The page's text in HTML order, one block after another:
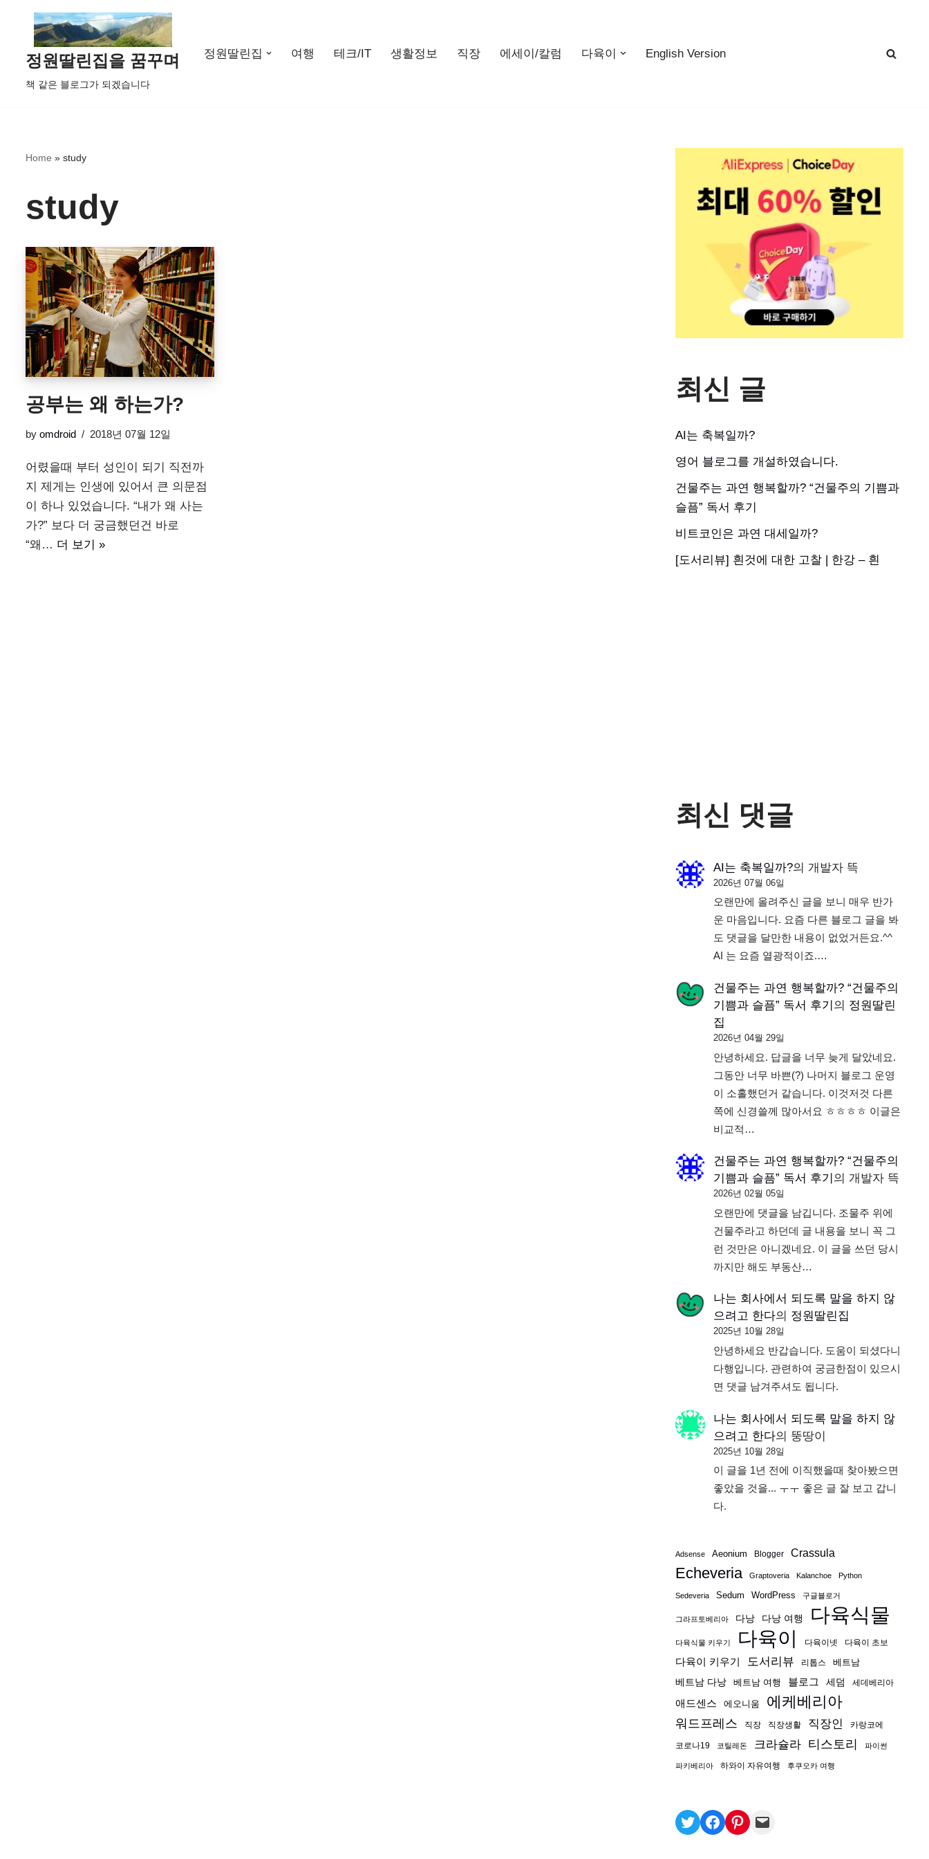
정원딸린집을 꿈꾸며
책 같은 블로그가 되겠습니다
정원딸린집 여행 테크/IT 생활정보 직장 에세이/칼럼 다육이 English Version
Home » study
study
공부는 왜 하는가?
by omdroid 2018년 07월 12일
어렸을때 부터 성인이 되기 직전까
지 제게는 인생에 있어서 큰 의문점
이 하나 있었습니다. “내가 왜 사는
가?” 보다 더 궁금했던건 바로
“왜… 더 보기 »
최신 글
AI는 축복일까?
영어 블로그를 개설하였습니다.
건물주는 과연 행복할까? “건물주의 기쁨과
슬픔” 독서 후기
비트코인은 과연 대세일까?
[도서리뷰] 흰것에 대한 고찰 | 한강 – 흰
최신 댓글
AI는 축복일까?의 개발자 뜩
2026년 07월 06일
오랜만에 올려주신 글을 보니 매우 반가
운 마음입니다. 요즘 다른 블로그 글을 봐
도 댓글을 달만한 내용이 없었거든요.^^
AI 는 요즘 열광적이죠.…
건물주는 과연 행복할까? “건물주의
기쁨과 슬픔” 독서 후기 의 정원딸린
집
2026년 04월 29일
안녕하세요. 답글을 너무 늦게 달았네요.
그동안 너무 바쁜(?) 나머지 블로그 운영
이 소홀했던거 같습니다. 이것저것 다른
쪽에 신경쓸께 많아서요 ㅎㅎㅎㅎ 이글은
비교적…
건물주는 과연 행복할까? “건물주의
기쁨과 슬픔” 독서 후기 의 개발자 뜩
2026년 02월 05일
오랜만에 댓글을 남깁니다. 조물주 위에
건물주라고 하던데 글 내용을 보니 꼭 그
런 것만은 아니겠네요. 이 글을 쓰던 당시
까지만 해도 부동산…
나는 회사에서 되도록 말을 하지 않
으려고 한다의 정원딸린집
2025년 10월 28일
안녕하세요 반갑습니다. 도움이 되셨다니
다행입니다. 관련하여 궁금한점이 있으시
면 댓글 남겨주셔도 됩니다.
나는 회사에서 되도록 말을 하지 않
으려고 한다의 뚱땅이
2025년 10월 28일
이 글을 1년 전에 이직했을때 찾아봤으면
좋았을 것을... ㅜㅜ 좋은 글 잘 보고 갑니
다.
Adsense Aeonium Blogger Crassula
Echeveria Graptoveria Kalanchoe Python
Sedeveria Sedum WordPress 구글블로거
그라프토베리아 다낭 다낭 여행 다육식물
다육식물 키우기 다육이 다육이넷 다육이 초보
다육이 키우기 도서리뷰 리톱스
베트남
베트남 다낭
베트남 여행 블로그 세덤 세데베리아
애드센스 에오니움 에케베리아
워드프레스 직장 직장생활 직장인 카랑코에
코로나19 코틸레돈 크라슐라 티스토리 파이썬
파키베리아 하와이 자유여행 후쿠오카 여행